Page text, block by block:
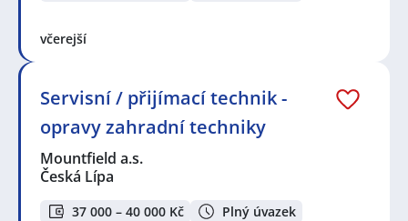
včerejší
Servisní / přijímací technik -
opravy zahradní techniky
Mountfield a.s.
Česká Lípa
37 000 – 40 000 Kč Plný úvazek